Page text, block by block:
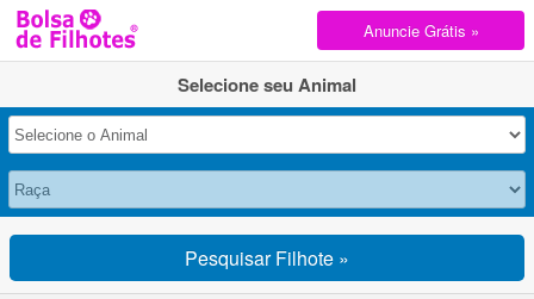
Anuncie Grátis »
Selecione seu Animal
Pesquisar Filhote »